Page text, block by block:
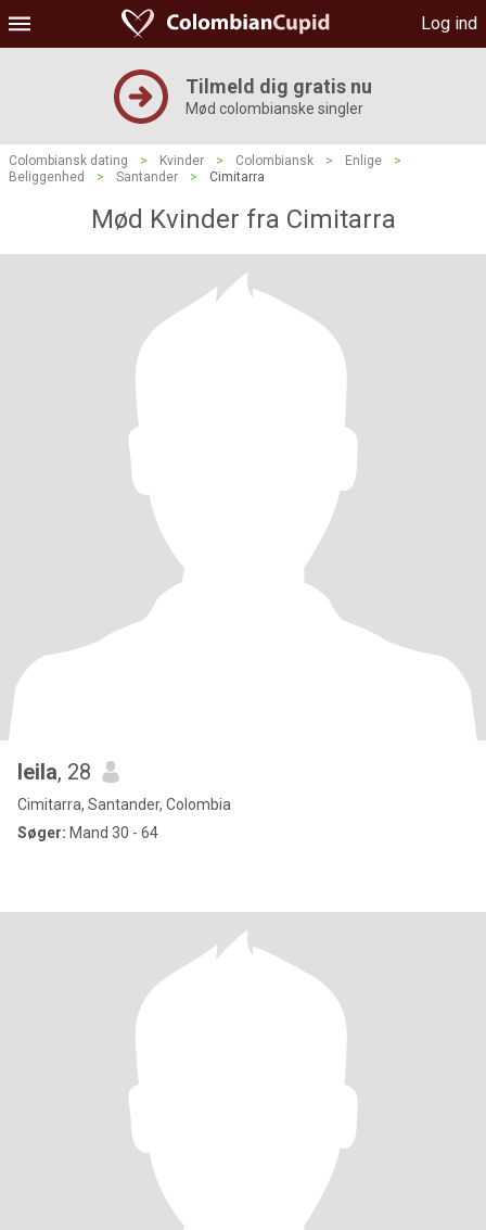
Log ind
Tilmeld dig gratis nu
Mød colombianske singler
Colombiansk dating > Kvinder > Colombiansk > Enlige
>
Beliggenhed
> Santander > Cimitarra
Mød Kvinder fra Cimitarra
leila, 28
Cimitarra, Santander, Colombia
Søger: Mand 30 - 64